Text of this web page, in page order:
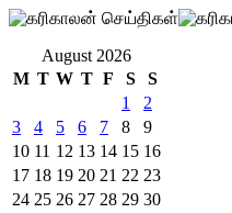
August 2026
M T W T F S
S
1
2
3
4 5 6 7 8
9
10 11 12 13 14 15 16
17 18 19 20 21 22 23
24 25 26 27 28 29 30